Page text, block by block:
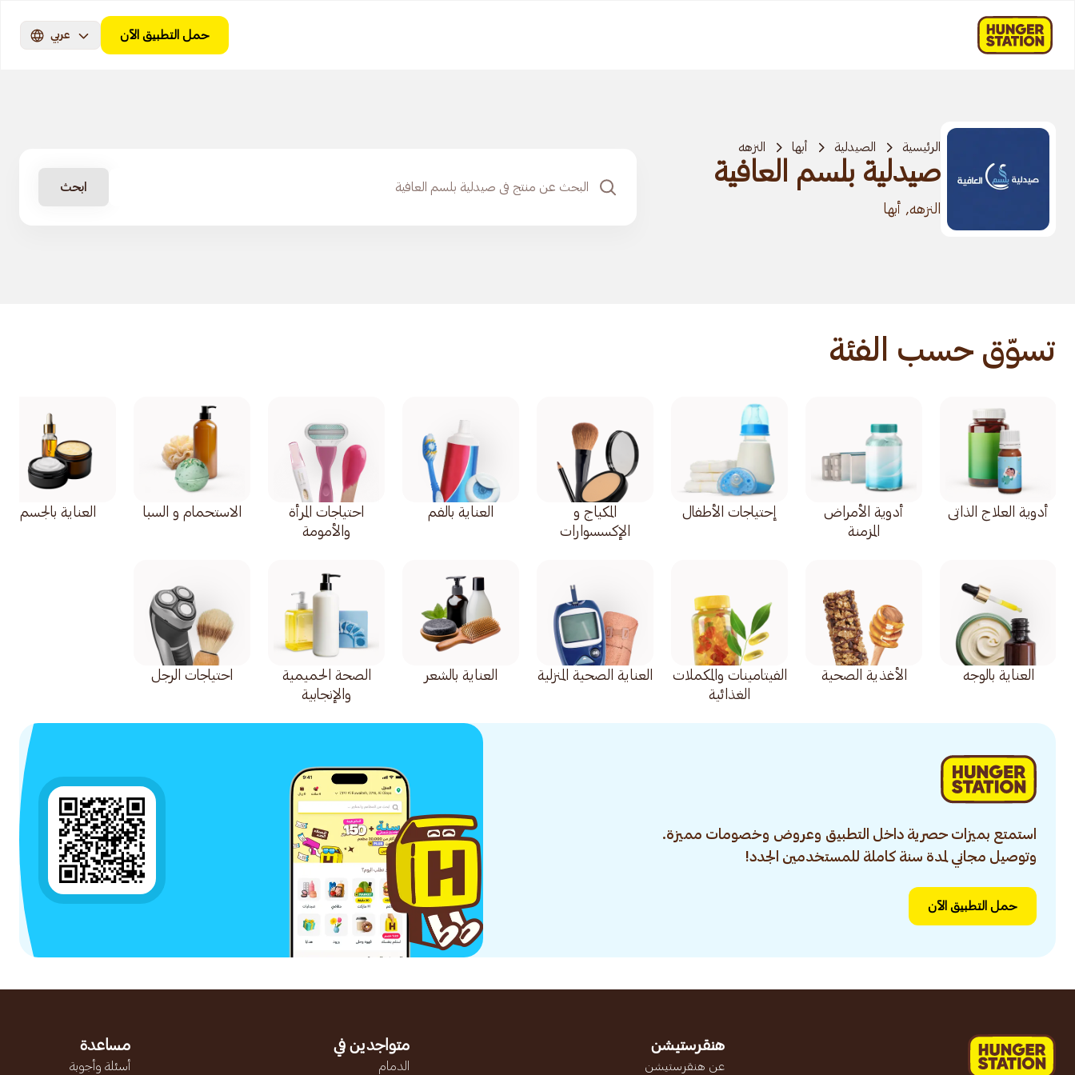
حمل التطبيق الآن عربي
الرئيسية الصيدلية أبها النزهه
صيدلية بلسم العافية
النزهه, أبها
ابحث
تسوّق حسب الفئة
أدوية العلاج الذاتي
أدوية الأمراض
المزمنة
إحتياجات الأطفال
المكياج و
الإكسسوارات
العناية بالفم
احتياجات المرأة
والأمومة
الاستحمام و السبا العناية بالجسم
العناية بالوجه الأغذية الصحية
الفيتامينات والمكملات
الغذائية
العناية الصحية المنزلية العناية بالشعر
الصحة الحميمية
والإنجابية
احتياجات الرجل
استمتع بميزات حصرية داخل التطبيق وعروض وخصومات مميزة.
وتوصيل مجاني لمدة سنة كاملة للمستخدمين الجدد!
حمل التطبيق الآن
هنقرستيشن
عن هنقرستيشن
متواجدين في
الدمام
مساعدة
أسئلة وأجوبة